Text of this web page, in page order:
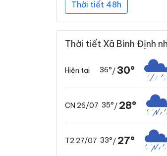
Thời tiết 48h
Thời tiết Xã Bình Định
Hiện tại 36°/30°
CN 26/07 35°/ 28°
T2 27/07 33°/ 27°